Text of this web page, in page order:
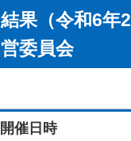
結果（令和6年
営委員会
開催日時